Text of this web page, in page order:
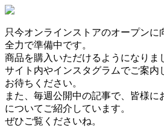
只今オンラインストアのオープンに
全力で準備中です。
商品を購入いただけるようになりま
サイト内やインスタグラムでご案内
お待ちください。
また、毎週公開中の記事で、皆様に
についてご紹介しています。
ぜひご覧くださいね。